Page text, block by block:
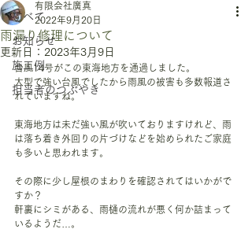
すべて
お知らせ
施工例
担当者のつぶやき
雨漏り修理について
有限会社廣真
2022年9月20日
更新日： 2023年3月9日
台風14号がこの東海地方を通過しました。
大型で強い台風でしたから雨風の被害も多数報道さ
れていますね。
東海地方は未だ強い風が吹いておりますけれど、雨
は落ち着き外回りの片づけなどを始められたご家庭
も多いと思われます。
その際に少し屋根のまわりを確認されてはいかがで
すか？
軒裏にシミがある、雨樋の流れが悪く何か詰まって
いるようだ…。